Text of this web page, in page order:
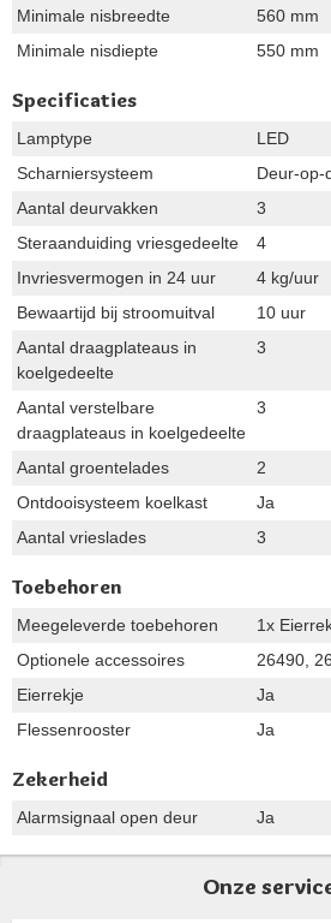
Minimale nisbreedte
560 mm
Minimale nisdiepte
550 mm
Specificaties
Lamptype
LED
Scharniersysteem
Deur-op-
Aantal deurvakken
3
Steraanduiding vriesgedeelte
4
Invriesvermogen in 24 uur
4 kg/uur
Bewaartijd bij stroomuitval
10 uur
Aantal draagplateaus in
koelgedeelte
3
Aantal verstelbare
draagplateaus in koelgedeelte
3
Aantal groentelades
2
Ontdooisysteem koelkast
Ja
Aantal vrieslades
3
Toebehoren
Meegeleverde toebehoren
1x
Optionele accessoires
26490,
Eierrekje
Ja
Flessenrooster
Ja
Zekerheid
Alarmsignaal open deur Ja
Onze